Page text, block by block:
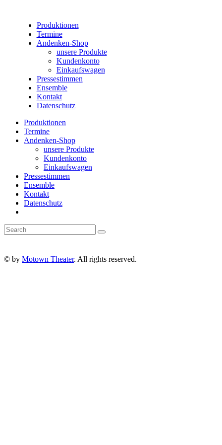
Produktionen
Termine
Andenken-Shop
unsere Produkte
Kundenkonto
Einkaufswagen
Pressestimmen
Ensemble
Kontakt
Datenschutz
Produktionen
Termine
Andenken-Shop
unsere Produkte
Kundenkonto
Einkaufswagen
Pressestimmen
Ensemble
Kontakt
Datenschutz
© by Motown Theater. All rights reserved.